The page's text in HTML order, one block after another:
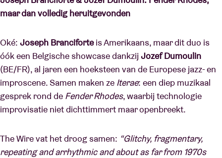
maar dan volledig heruitgevonden
Oké: Joseph Branciforteis Amerikaans, maar dit duo is
óók een Belgische showcase dankzij Jozef Dumoulin
(BE/FR), al jaren een hoeksteen van de Europese jazz- en
improscene. Samen maken ze Iterae: een diep muzikaal
gesprek rond de Fender Rhodes, waarbij technologie
improvisatie niet dichttimmert maar openbreekt.
The Wire vat het droog samen: “Glitchy, fragmentary,
repeating and arrhythmic and about as far from 1970s